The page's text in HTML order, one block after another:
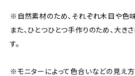
※自然素材のため、それぞれ木目や色味
また、ひとつひとつ手作りのため、大き
す。
※モニターによって色合いなどの見え